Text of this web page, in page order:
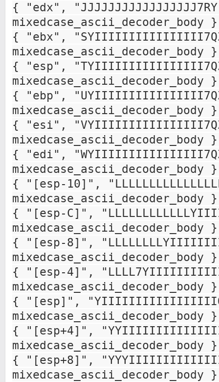
{ "edx",
mixedcase_ascii_decoder_body
{ "ebx",
mixedcase_ascii_decoder_body
{ "esp",
mixedcase_ascii_decoder_body
{ "ebp",
mixedcase_ascii_decoder_body
{ "esi",
mixedcase_ascii_decoder_body
{ "edi",
mixedcase_ascii_decoder_body
{ "[esp-10]",
mixedcase_ascii_decoder_body
{ "[esp-C]",
mixedcase_ascii_decoder_body
{ "[esp-8]",
mixedcase_ascii_decoder_body
{ "[esp-4]",
mixedcase_ascii_decoder_body
{ "[esp]",
mixedcase_ascii_decoder_body
{ "[esp+4]",
mixedcase_ascii_decoder_body
{ "[esp+8]",
mixedcase_ascii_decoder_body